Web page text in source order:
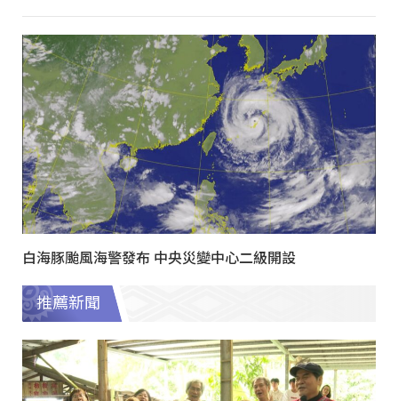
白海豚颱風海警發布 中央災變中心二級開設
推薦新聞